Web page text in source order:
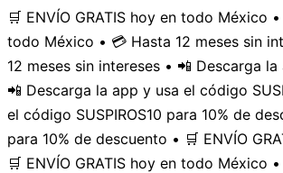
🛒 ENVÍO GRATIS hoy en todo México
todo México • 💳 Hasta 12 meses sin
12 meses sin intereses • 📲 Descarga
📲 Descarga la app y usa el código
el código SUSPIROS10 para 10% de
para 10% de descuento • 🛒 ENVÍO
🛒 ENVÍO GRATIS hoy en todo México